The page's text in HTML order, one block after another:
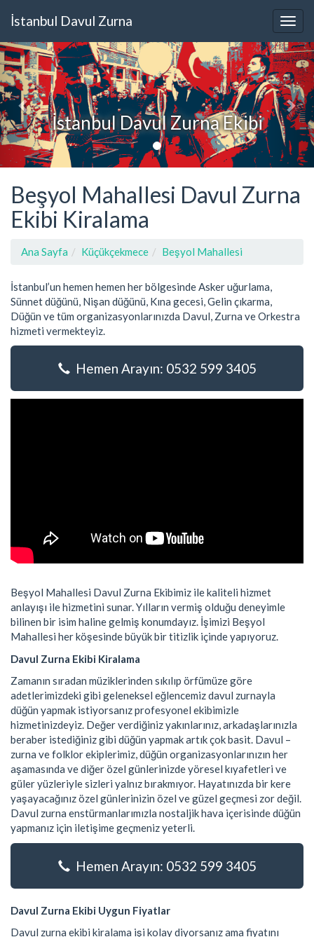
İstanbul Davul Zurna
İstanbul Davul Zurna Ekibi
Beşyol Mahallesi Davul Zurna
Ekibi Kiralama
Ana Sayfa Küçükçekmece Beşyol Mahallesi
İstanbul’un hemen hemen her bölgesinde Asker uğurlama,
Sünnet düğünü, Nişan düğünü, Kına gecesi, Gelin çıkarma,
Düğün ve tüm organizasyonlarınızda Davul, Zurna ve Orkestra
hizmeti vermekteyiz.
Hemen Arayın: 0532 599 3405
Beşyol Mahallesi Davul Zurna Ekibimiz ile kaliteli hizmet
anlayışı ile hizmetini sunar. Yılların vermiş olduğu deneyimle
bilinen bir isim haline gelmiş konumdayız. İşimizi Beşyol
Mahallesi her köşesinde büyük bir titizlik içinde yapıyoruz.
Davul Zurna Ekibi Kiralama
Zamanın sıradan müziklerinden sıkılıp örfümüze göre
adetlerimizdeki gibi geleneksel eğlencemiz davul zurnayla
düğün yapmak istiyorsanız profesyonel ekibimizle
hizmetinizdeyiz. Değer verdiğiniz yakınlarınız, arkadaşlarınızla
beraber istediğiniz gibi düğün yapmak artık çok basit. Davul –
zurna ve folklor ekiplerimiz, düğün organizasyonlarınızın her
aşamasında ve diğer özel günlerinizde yöresel kıyafetleri ve
güler yüzleriyle sizleri yalnız bırakmıyor. Hayatınızda bir kere
yaşayacağınız özel günlerinizin özel ve güzel geçmesi zor değil.
Davul zurna enstürmanlarımızla nostaljik hava içerisinde düğün
yapmanız için iletişime geçmeniz yeterli.
Hemen Arayın: 0532 599 3405
Davul Zurna Ekibi Uygun Fiyatlar
Davul zurna ekibi kiralama işi kolay diyorsanız ama fiyatını